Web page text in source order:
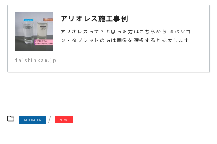
アリオレス施工事例
アリオレスって？と思った方はこちらから ※パソコ
ン・タブレットの方は画像を選択すると拡大します
daishinkan.jp
INFORMATION / NEW